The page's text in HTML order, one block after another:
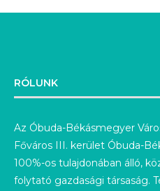
RÓLUNK
Az Óbuda-Békásmegyer
Főváros III. kerület Óbuda-
100%-os tulajdonában álló,
folytató gazdasági társaság.